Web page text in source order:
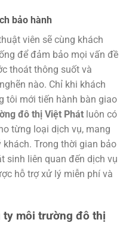
bảo hành
viên sẽ cùng khách
để đảm bảo mọi vấn đề
thoát thông suốt và
nào. Chỉ khi khách
tôi mới tiến hành bàn giao
đô thị Việt Phát luôn có
từng loại dịch vụ, mang
Trong thời gian bảo
sinh liên quan đến dịch vụ
hỗ trợ xử lý miễn phí và
ty môi trường đô thị